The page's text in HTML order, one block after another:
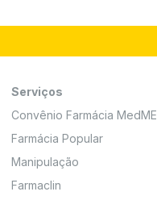
Serviços
Convênio Farmácia MedME
Farmácia Popular
Manipulação
Farmaclin